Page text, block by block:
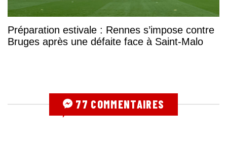
Préparation estivale : Rennes s’impose contre
Bruges après une défaite face à Saint-Malo
77 COMMENTAIRES